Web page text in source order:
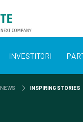
INVESTITORI
NEWS INSPIRING STORIES